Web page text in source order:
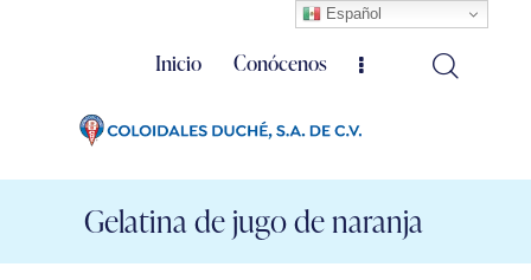
Inicio Conócenos
Gelatina de jugo de naranja
Español